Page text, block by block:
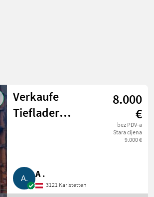
Verkaufe
Tieflader
8.000
€
bez PDV-a
Stara cijena
9.000 €
A .
3121 Karlstetten